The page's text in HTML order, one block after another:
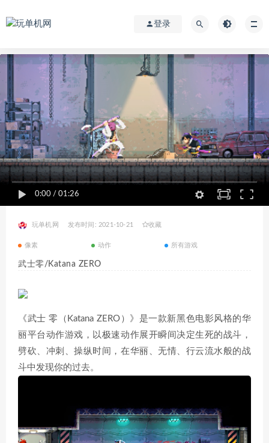
登录
0:00 / 01:26
玩单机网 发布时间: 2021-10-21 收藏
像素 动作 所有游戏
武士零/Katana ZERO
《武士 零（Katana ZERO）》是一款新黑色电影风格的华
丽平台动作游戏，以极速动作展开瞬间决定生死的战斗，
劈砍、冲刺、操纵时间，在华丽、无情、行云流水般的战
斗中发现你的过去。